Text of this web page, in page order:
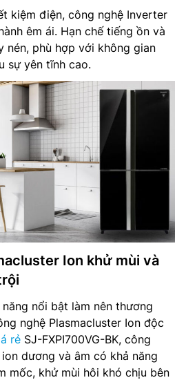
kiệm điện, công nghệ Inverter
êm ái. Hạn chế tiếng ồn và
nén, phù hợp với không gian
sự yên tĩnh cao.
Ion khử mùi và
nổi bật làm nên thương
nghệ Plasmacluster Ion độc
rẻ SJ-FXPI700VG-BK, công
dương và âm có khả năng
mốc, khử mùi hôi khó chịu bên